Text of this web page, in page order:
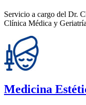
Servicio a cargo del Dr.
Clínica Médica y
Medicina